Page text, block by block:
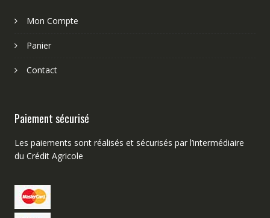
Mon Compte
Panier
Contact
Paiement sécurisé
Les paiements sont réalisés et sécurisés par l’intermédiaire
du Crédit Agricole